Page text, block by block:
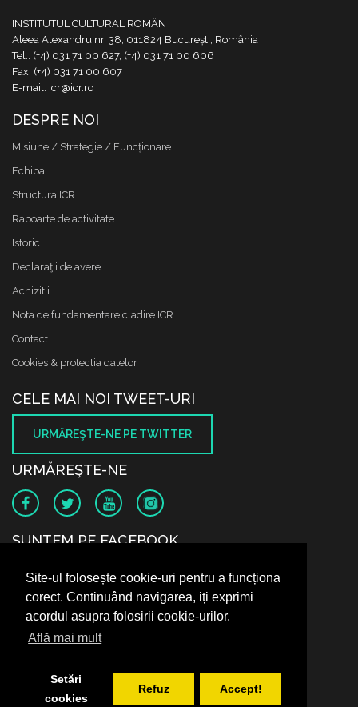
Site-ul folosește cookie-uri pentru a funcționa
corect. Continuând navigarea, iți exprimi
acordul asupra folosirii cookie-urilor.
Află mai mult
Setări
cookies
Refuz Accept!
INSTITUTUL CULTURAL ROMÂN
Aleea Alexandru nr. 38, 011824 București, România
Tel.: (+4) 031 71 00 627, (+4) 031 71 00 606
Fax: (+4) 031 71 00 607
E-mail: icr@icr.ro
DESPRE NOI
Misiune / Strategie / Funcţionare
Echipa
Structura ICR
Rapoarte de activitate
Istoric
Declaraţii de avere
Achizitii
Nota de fundamentare cladire ICR
Contact
Cookies & protectia datelor
CELE MAI NOI TWEET-URI
URMĂREŞTE-NE PE TWITTER
URMĂREŞTE-NE
SUNTEM PE FACEBOOK